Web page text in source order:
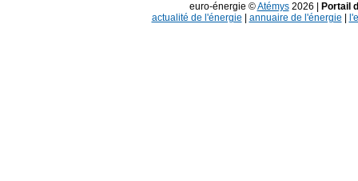
euro-énergie ©Atémys2026 |
Portail
actualité de l'énergie
annuaire de l'énergie